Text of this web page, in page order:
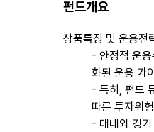
펀드개요
상품특징 및 운용전
- 안정적 운
화된 운용 가
- 특히, 펀드
따른 투자위
- 대내외 경